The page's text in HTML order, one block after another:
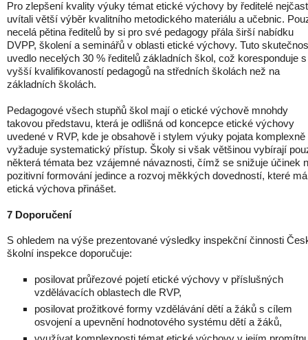
Pro zlepšení kvality výuky témat etické výchovy by ředitelé
uvítali větší výběr kvalitního metodického materiálu a učebnic.
necelá pětina ředitelů by si pro své pedagogy přála širší nabídku
DVPP, školení a seminářů v oblasti etické výchovy. Tuto
uvedlo necelých 30 % ředitelů základních škol, což koresponduje s
vyšší kvalifikovaností pedagogů na středních školách než na
základních školách.
Pedagogové všech stupňů škol mají o etické výchově mnohdy
takovou představu, která je odlišná od koncepce etické výchovy
uvedené v RVP, kde je obsahově i stylem výuky pojata komplexně
vyžaduje systematický přístup. Školy si však většinou vybírají
některá témata bez vzájemné návaznosti, čímž se snižuje účinek
pozitivní formování jedince a rozvoj měkkých dovedností, které má
etická výchova přinášet.
7 Doporučení
S ohledem na výše prezentované výsledky inspekční činnosti
školní inspekce doporučuje:
posilovat průřezové pojetí etické výchovy v příslušných
vzdělávacích oblastech dle RVP,
posilovat prožitkové formy vzdělávání dětí a žáků s cílem
osvojení a upevnění hodnotového systému dětí a žáků,